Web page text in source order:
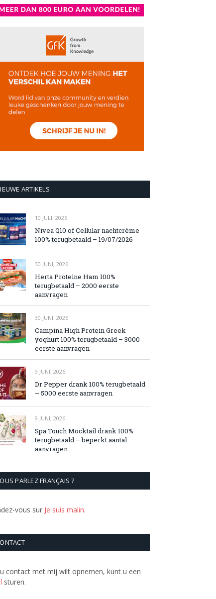
ARTIKELS
10 JULI, 2026
Nivea Q10 of Cellular nachtcrème
100% terugbetaald – 19/07/2026
30 JUNI, 2026
Herta Proteine Ham 100%
terugbetaald – 2000 eerste
aanvragen
30 JUNI, 2026
Campina High Protein Greek
yoghurt 100% terugbetaald – 3000
eerste aanvragen
9 JUNI, 2026
Dr Pepper drank 100% terugbetaald
– 5000 eerste aanvragen
9 JUNI, 2026
Spa Touch Mocktail drank 100%
terugbetaald – beperkt aantal
aanvragen
PARLEZ FRANÇAIS ?
vous sur Je suis malin.
contact met mij wilt opnemen, kunt u een
sturen.